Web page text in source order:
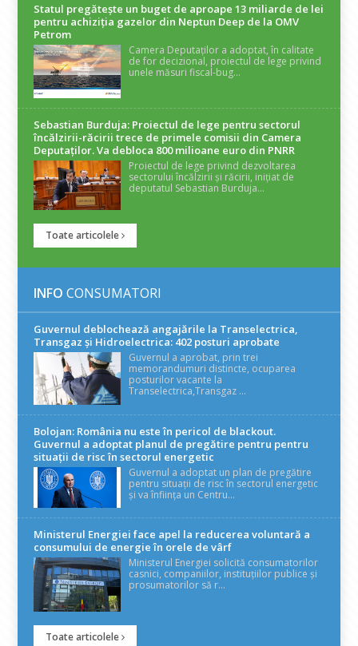
Statul pregătește un buget de aproape 13 miliarde de lei
pentru achiziția gazelor din Neptun Deep de la OMV
Petrom
Camera Deputaților a adoptat, în calitate
de for decizional, proiectul de lege privind
unele măsuri fiscal-bug...
Sebastian Burduja: Proiectul de lege pentru sectorul
încălzirii-răcirii trece de primele comisii din Camera
Deputaților. Va debloca 800 milioane euro din PNRR
Proiectul de lege privind dezvoltarea
sectorului încălzirii și răcirii, inițiat de
deputatul Sebastian Burduja...
Toate articolele
INFO CONSUMATORI
Guvernul deblochează angajările la Transelectrica,
Transgaz și Hidroelectrica: 402 posturi aprobate
Guvernul a aprobat, prin trei
memorandumuri distincte, ocuparea
posturilor vacante la
Transelectrica,Transgaz ...
Bolojan: România nu este în pericol de blackout.
Guvernul a adoptat planul de pregătire pentru pentru
situații de risc în sectorul energetic
Guvernul a adoptat un plan de pregătire
pentru situații de risc în sectorul energetic
și va înființa un Centru...
Ministerul Energiei face apel la reducerea voluntară a
consumului de energie în orele de vârf
Ministerul Energiei solicită consumatorilor
casnici, companiilor, instituțiilor publice și
prosumatorilor să r...
Toate articolele